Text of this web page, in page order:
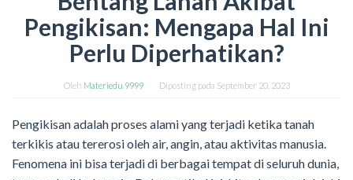
Pengikisan: Mengapa Hal Ini
Perlu Diperhatikan?
Oleh Materiedu 9999 Diposting pada September 20, 2023
Pengikisan adalah proses alami yang terjadi ketika tanah
terkikis atau tererosi oleh air, angin, atau aktivitas manusia.
Fenomena ini bisa terjadi di berbagai tempat di seluruh dunia,